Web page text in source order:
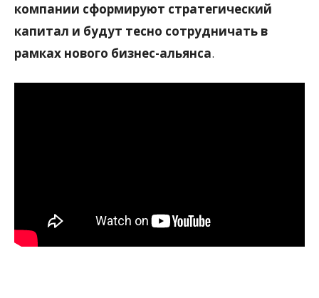
компании сформируют стратегический
капитал и будут тесно сотрудничать в
рамках нового бизнес-альянса.